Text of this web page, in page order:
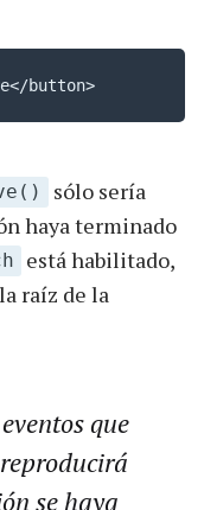
button>
sólo sería
haya terminado
está habilitado,
raíz de la
que
se haya